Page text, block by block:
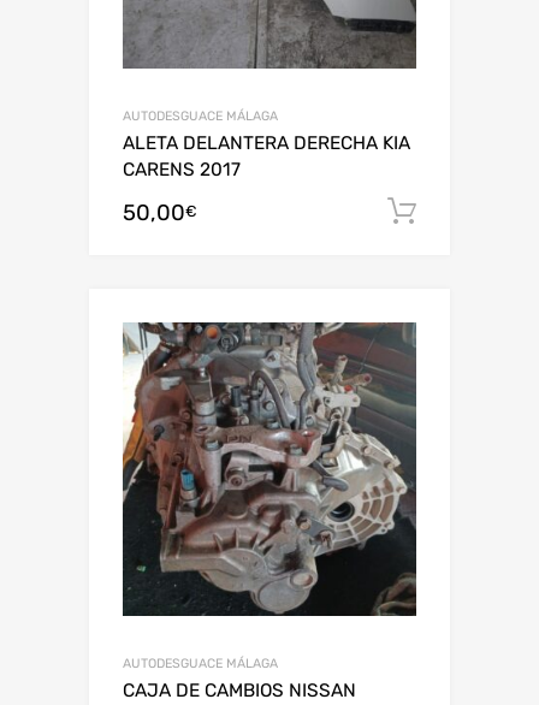
AUTODESGUACE MÁLAGA
ALETA DELANTERA DERECHA KIA
CARENS 2017
50,00€
AUTODESGUACE MÁLAGA
CAJA DE CAMBIOS NISSAN